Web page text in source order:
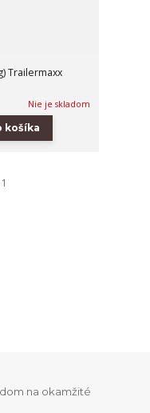
Trailermaxx
Nie je skladom
košíka
na okamžité